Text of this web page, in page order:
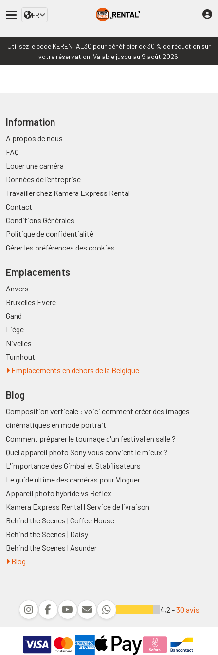
FR
Utilisez le code KERENTAL30 pour bénéficier de 30 % de réduction sur
votre réservation. Valable jusqu'au 9 août 2026.
Information
À propos de nous
FAQ
Louer une caméra
Données de l’entreprise
Travailler chez Kamera Express Rental
Contact
Conditions Générales
Politique de confidentialité
Gérer les préférences des cookies
Emplacements
Anvers
Bruxelles Evere
Gand
Liège
Nivelles
Turnhout
Emplacements en dehors de la Belgique
Blog
Composition verticale : voici comment créer des images
cinématiques en mode portrait
Comment préparer le tournage d'un festival en salle ?
Quel appareil photo Sony vous convient le mieux ?
L'importance des Gimbal et Stabilisateurs
Le guide ultime des caméras pour Vloguer
Appareil photo hybride vs Reflex
Kamera Express Rental | Service de livraison
Behind the Scenes | Coffee House
Behind the Scenes | Daisy
Behind the Scenes | Asunder
Blog
4,2 -30 avis